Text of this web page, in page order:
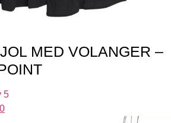
MED VOLANGER –
5